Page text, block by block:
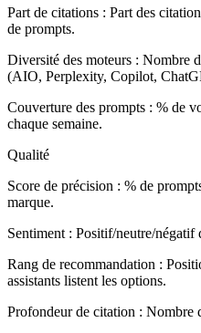
Part de citations : Part des
de prompts.
Diversité des moteurs : Nombre
(AIO, Perplexity, Copilot,
Couverture des prompts : % de
chaque semaine.
Qualité
Score de précision : % de
marque.
Sentiment : Positif/neutre/négatif
Rang de recommandation :
assistants listent les options.
Profondeur de citation : Nombre